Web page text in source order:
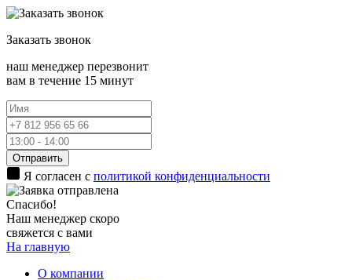
Заказать звонок
наш менеджер перезвонит
вам в течение 15 минут
Отправить
Я согласен с политикой конфиденциальности
Спасибо!
Наш менеджер скоро
свяжется с вами
На главную
О компании